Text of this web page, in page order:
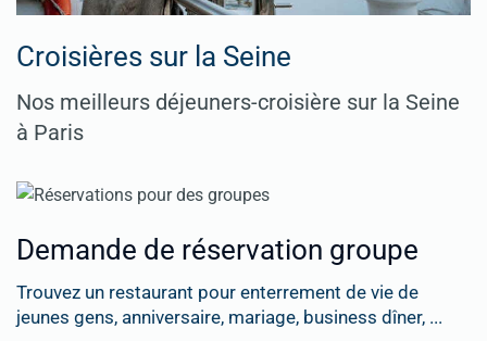
Croisières sur la Seine
Nos meilleurs déjeuners-croisière sur la Seine
à Paris
Demande de réservation groupe
Trouvez un restaurant pour enterrement de vie de
jeunes gens, anniversaire, mariage, business dîner, ...